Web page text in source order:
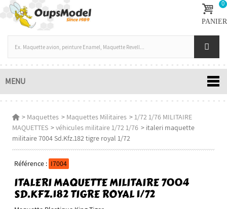
0
PANIER
MENU
> Maquettes > Maquettes Militaires >1/72 1/76 MILITAIRE
MAQUETTES >véhicules militaire 1/72 1/76 > italeri maquette
militaire 7004 Sd.Kfz.182 tigre royal 1/72
Référence : I7004
ITALERI MAQUETTE MILITAIRE 7004
SD.KFZ.182 TIGRE ROYAL 1/72